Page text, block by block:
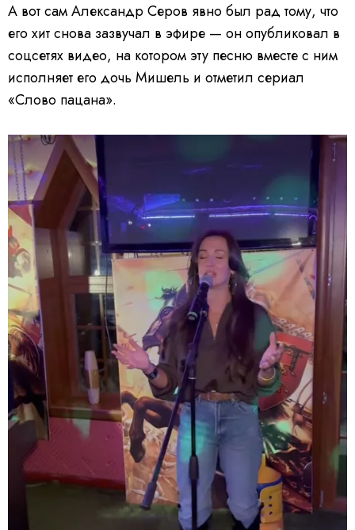
А вот сам Александр Серов явно был рад тому, что
его хит снова зазвучал в эфире — он опубликовал в
соцсетях видео, на котором эту песню вместе с ним
исполняет его дочь Мишель и отметил сериал
«Слово пацана».